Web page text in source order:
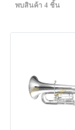
พบสินค้า 4 ชิ้น